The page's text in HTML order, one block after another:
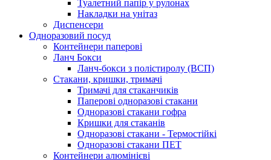
Туалетний папір у рулонах
Накладки на унітаз
Диспенсери
Одноразовий посуд
Контейнери паперові
Ланч Бокси
Ланч-бокси з полістиролу (ВСП)
Стакани, кришки, тримачі
Тримачі для стаканчиків
Паперові одноразові стакани
Одноразові стакани гофра
Кришки для стаканів
Одноразові стакани - Термостійкі
Одноразові стакани ПЕТ
Контейнери алюмінієві